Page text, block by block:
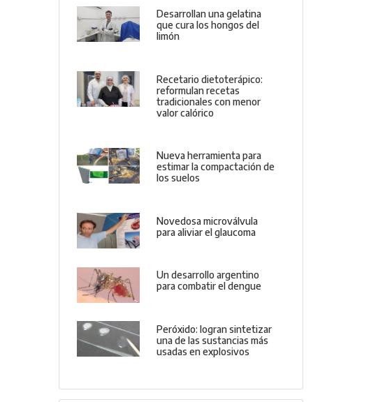
Desarrollan una gelatina
que cura los hongos del
limón
Recetario dietoterápico:
reformulan recetas
tradicionales con menor
valor calórico
Nueva herramienta para
estimar la compactación de
los suelos
Novedosa microválvula
para aliviar el glaucoma
Un desarrollo argentino
para combatir el dengue
Peróxido: logran sintetizar
una de las sustancias más
usadas en explosivos